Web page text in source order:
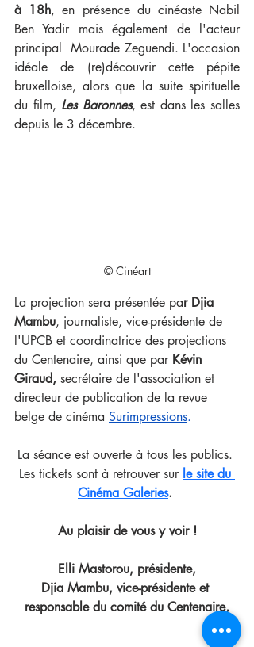
à 18h, en présence du cinéaste Nabil
Ben Yadir mais également de l'acteur
principal  Mourade Zeguendi. L'occasion
idéale de (re)découvrir cette pépite
bruxelloise, alors que la suite spirituelle
du film, Les Baronnes, est dans les salles
depuis le 3 décembre.
© Cinéart
La projection sera présentée par Djia
Mambu, journaliste, vice-présidente de
l'UPCB et coordinatrice des projections
du Centenaire, ainsi que par Kévin
Giraud, secrétaire de l'association et
directeur de publication de la revue
belge de cinéma Surimpressions.
La séance est ouverte à tous les publics.
Les tickets sont à retrouver sur le site du
Cinéma Galeries.
Au plaisir de vous y voir !
Elli Mastorou, présidente,
Djia Mambu, vice-présidente et
responsable du comité du Centenaire,